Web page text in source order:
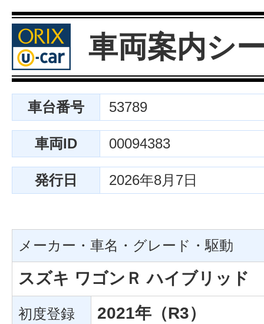
車両案内シ
車台番号 53789
車両ID 00094383
発行日 2026年8月7日
メーカー・車名・グレード・駆動
スズキ ワゴンＲ ハイブリッド
初度登録 2021年（R3）